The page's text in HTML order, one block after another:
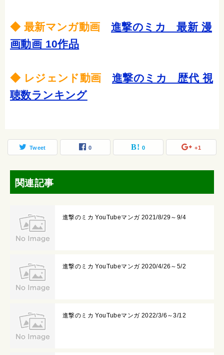
◆ 最新マンガ動画 進撃のミカ 最新 漫
画動画 10作品
◆ レジェンド動画 進撃のミカ 歴代 視
聴数ランキング
Tweet 0 0 +1
関連記事
進撃のミカ YouTubeマンガ 2021/8/29～9/4
進撃のミカ YouTubeマンガ 2020/4/26～5/2
進撃のミカ YouTubeマンガ 2022/3/6～3/12